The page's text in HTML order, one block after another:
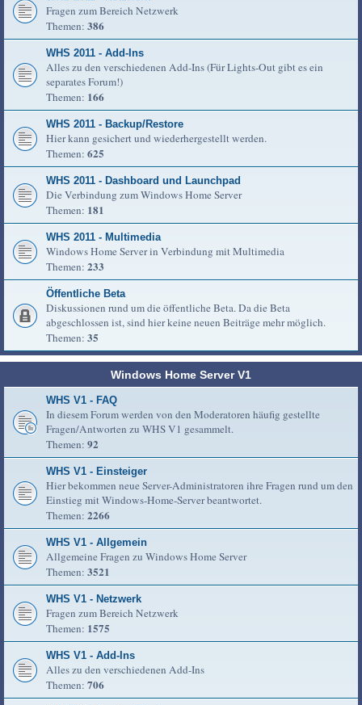
Fragen zum Bereich Netzwerk
Themen: 386
WHS 2011 - Add-Ins
Alles zu den verschiedenen Add-Ins (Für Lights-Out gibt es ein
separates Forum!)
Themen: 166
WHS 2011 - Backup/Restore
Hier kann gesichert und wiederhergestellt werden.
Themen: 625
WHS 2011 - Dashboard und Launchpad
Die Verbindung zum Windows Home Server
Themen: 181
WHS 2011 - Multimedia
Windows Home Server in Verbindung mit Multimedia
Themen: 233
Öffentliche Beta
Diskussionen rund um die öffentliche Beta. Da die Beta
abgeschlossen ist, sind hier keine neuen Beiträge mehr möglich.
Themen: 35
Windows Home Server V1
WHS V1 - FAQ
In diesem Forum werden von den Moderatoren häufig gestellte
Fragen/Antworten zu WHS V1 gesammelt.
Themen: 92
WHS V1 - Einsteiger
Hier bekommen neue Server-Administratoren ihre Fragen rund um den
Einstieg mit Windows-Home-Server beantwortet.
Themen: 2266
WHS V1 - Allgemein
Allgemeine Fragen zu Windows Home Server
Themen: 3521
WHS V1 - Netzwerk
Fragen zum Bereich Netzwerk
Themen: 1575
WHS V1 - Add-Ins
Alles zu den verschiedenen Add-Ins
Themen: 706